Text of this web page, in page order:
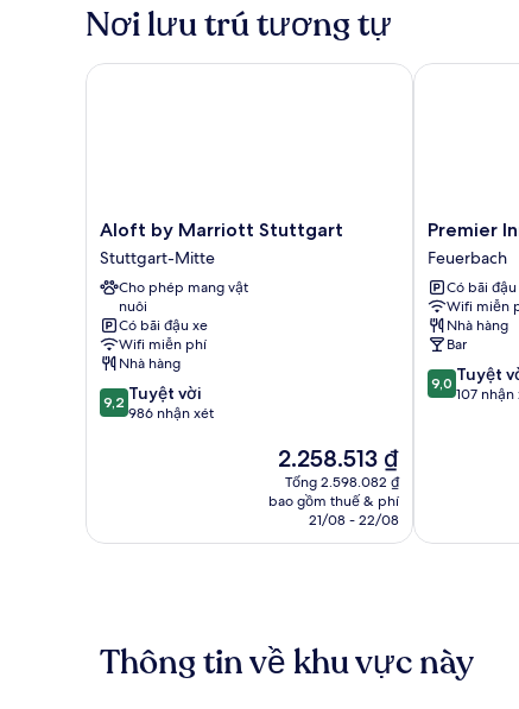
giường
Nơi lưu trú tương tự
Aloft
by
Marriott
Stuttgart
Stuttgart-
Mitte
Aloft by Marriott Stuttgart
Stuttgart-Mitte
Cho phép mang vật
nuôi
Có bãi đậu xe
Wifi miễn phí
Nhà hàng
9.2
trên
xét
9,2 Tuyệt vời
986 nhận xét
Giá
hiện
tại
2.258.513 ₫
2.258.513 ₫
Tổng 2.598.082 ₫
bao gồm thuế & phí
21/08 - 22/08
Aloft by Marriott Stuttgart
Premier
Inn
Stuttgart
Feuerbach
Feuerbach
Premier
Feuerbach
Có bãi
Wifi miễn
Nhà hàng
Bar
9.0
trên
9,0 Tuyệt
107 nhận
Premier Inn
Thông tin về khu vực này